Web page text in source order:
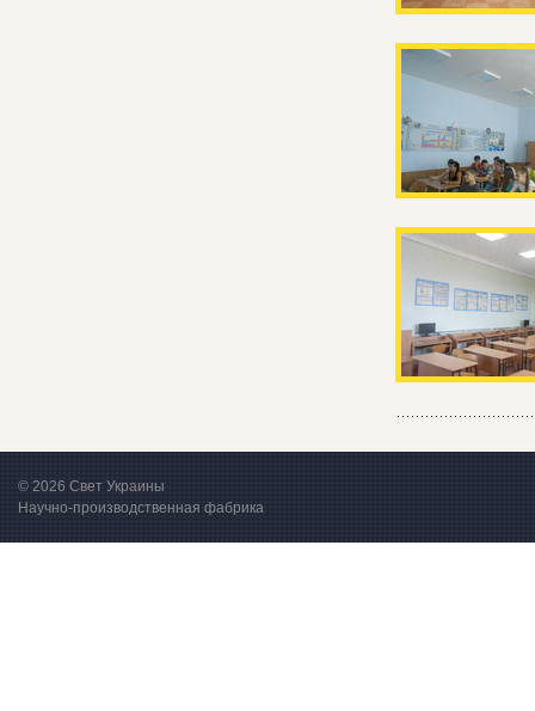
© 2026 Свет Украины
Научно-производственная фабрика